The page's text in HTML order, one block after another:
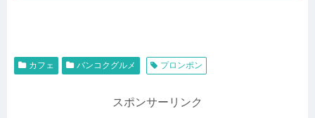
カフェ バンコクグルメ プロンポン
スポンサーリンク